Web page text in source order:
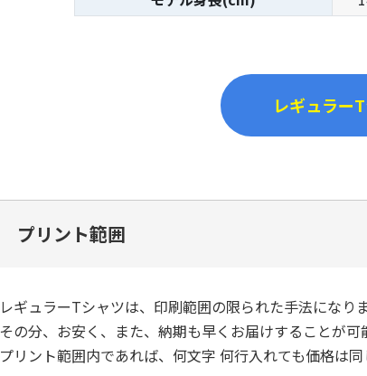
レギュラー
プリント範囲
レギュラーTシャツは、印刷範囲の限られた手法になりま
その分、お安く、また、納期も早くお届けすることが可
プリント範囲内であれば、何文字 何行入れても価格は